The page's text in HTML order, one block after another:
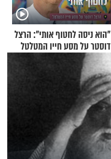
"הוא ניסה לחטוף אותי": הרצל
דוסטר על מסע חייו המטלטל